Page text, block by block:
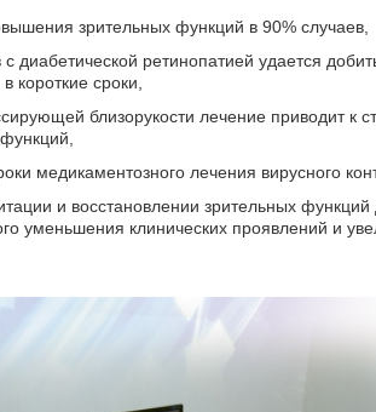
зрительных функций в 90% случаев,
с диабетической ретинопатией удается
короткие сроки,
близорукости лечение приводит к
медикаментозного лечения вирусного
и восстановлении зрительных функций
уменьшения клинических проявлений и